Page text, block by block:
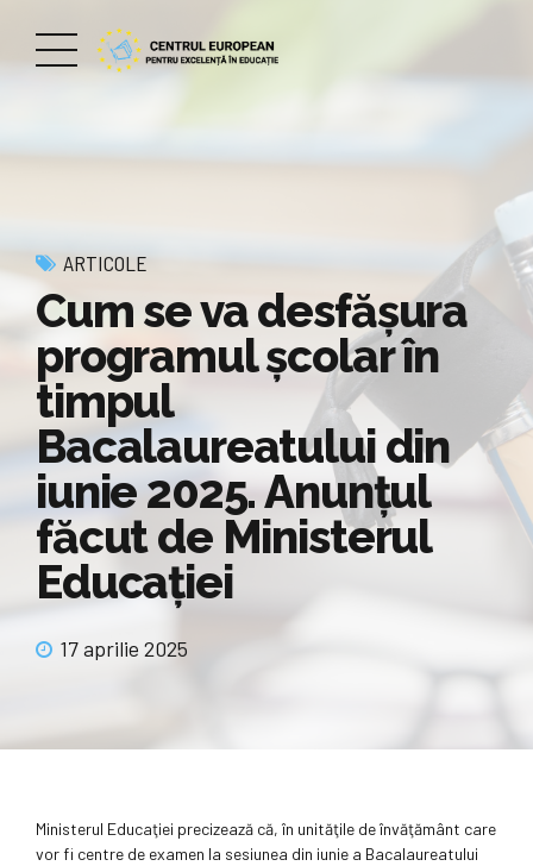
ARTICOLE
Cum se va desfășura
programul școlar în
timpul
Bacalaureatului din
iunie 2025. Anunțul
făcut de Ministerul
Educaţiei
17 aprilie 2025
Ministerul Educaţiei precizează că, în unităţile de învăţământ care
vor fi centre de examen la sesiunea din iunie a Bacalaureatului